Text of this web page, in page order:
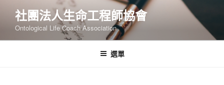
要
社團法人生命工程師協會
Ontological Life Coach Association
選單